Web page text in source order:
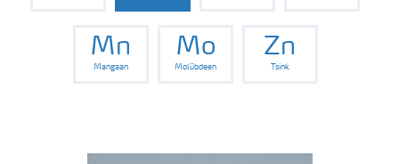
Mn
Mangaan
Mo
Molübdeen
Zn
Tsink